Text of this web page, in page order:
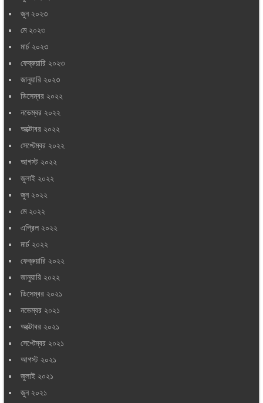
জুন ২০২৩
মে ২০২৩
মার্চ ২০২৩
ফেব্রুয়ারি ২০২৩
জানুয়ারি ২০২৩
ডিসেম্বর ২০২২
নভেম্বর ২০২২
অক্টোবর ২০২২
সেপ্টেম্বর ২০২২
আগস্ট ২০২২
জুলাই ২০২২
জুন ২০২২
মে ২০২২
এপ্রিল ২০২২
মার্চ ২০২২
ফেব্রুয়ারি ২০২২
জানুয়ারি ২০২২
ডিসেম্বর ২০২১
নভেম্বর ২০২১
অক্টোবর ২০২১
সেপ্টেম্বর ২০২১
আগস্ট ২০২১
জুলাই ২০২১
জুন ২০২১